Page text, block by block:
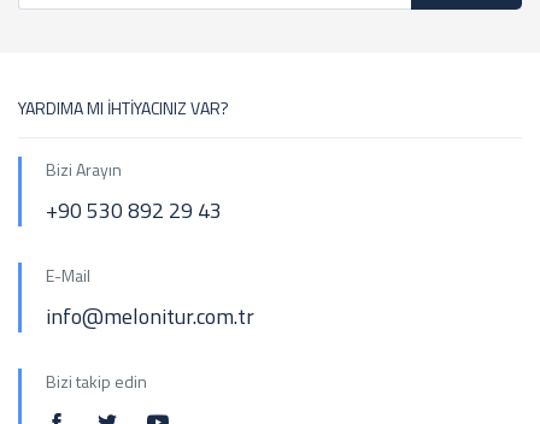
YARDIMA MI İHTİYACINIZ VAR?
Bizi Arayın
+90 530 892 29 43
E-Mail
info@melonitur.com.tr
Bizi takip edin